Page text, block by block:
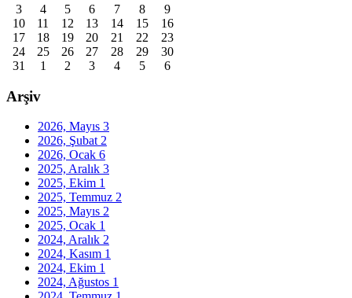
3
4 5 6 7 8
9
10
11 12 13 14 15
16
17
18 19 20 21 22
23
24
25 26 27 28 29
30
31
1 2 3 4 5 6
Arşiv
2026, Mayıs 3
2026, Şubat 2
2026, Ocak 6
2025, Aralık 3
2025, Ekim 1
2025, Temmuz 2
2025, Mayıs 2
2025, Ocak 1
2024, Aralık 2
2024, Kasım 1
2024, Ekim 1
2024, Ağustos 1